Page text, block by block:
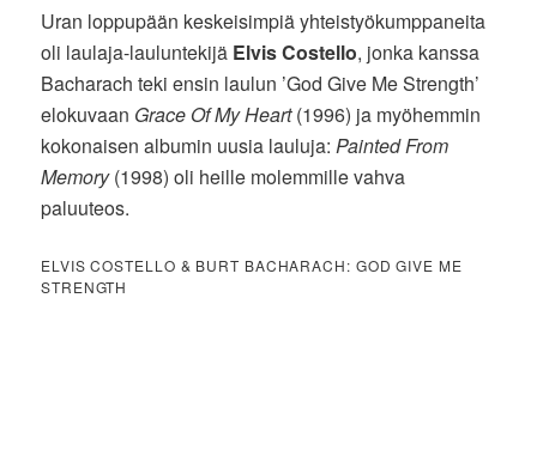
Uran loppupään keskeisimpiä yhteistyökumppaneita
oli laulaja-lauluntekijä Elvis Costello, jonka kanssa
Bacharach teki ensin laulun ’God Give Me Strength’
elokuvaan Grace Of My Heart(1996) ja myöhemmin
kokonaisen albumin uusia lauluja:Painted From
Memory(1998) oli heille molemmille vahva
paluuteos.
ELVIS COSTELLO & BURT BACHARACH: GOD GIVE ME
STRENGTH